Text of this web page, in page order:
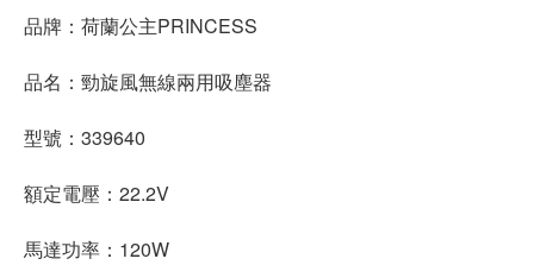
品牌：荷蘭公主PRINCESS
品名：勁旋風無線兩用吸塵器
型號：339640
額定電壓：22.2V
馬達功率：120W